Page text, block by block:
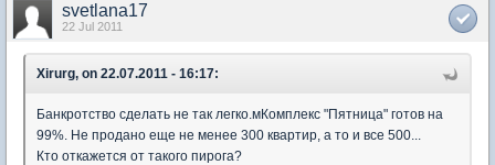
svetlana17
22 Jul 2011
Xirurg, on 22.07.2011 - 16:17:
Банкротство сделать не так легко.мКомплекс "Пятница" готов на
99%. Не продано еще не менее 300 квартир, а то и все 500...
Кто откажется от такого пирога?